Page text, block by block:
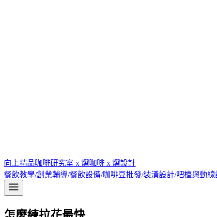
向上精品咖啡研究室 x 熠咖啡 x 熠設計
餐飲教學/創業輔導/餐飲設備/咖啡豆批發/裝潢設計/吧檯與動